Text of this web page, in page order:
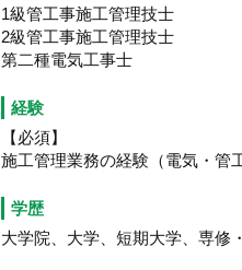
1級管工事施工管理技士
2級管工事施工管理技士
第二種電気工事士
経験
【必須】
施工管理業務の経験（電気・管
学歴
大学院、大学、短期大学、専修